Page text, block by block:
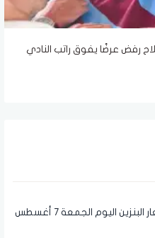
رفض عرضًا يفوق راتب النادي
رسميًا.. أسعار البنزين اليوم الجمعة 7 أغسطس